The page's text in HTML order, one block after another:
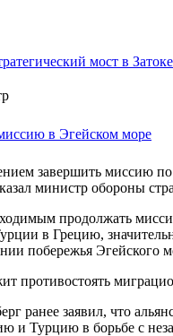
мост в Затоке
в Эгейском море
завершить миссию
министр обороны
продолжать
в Грецию,
побережья Эгейского
противостоять
ранее заявил, что
и Турцию в борьбе с